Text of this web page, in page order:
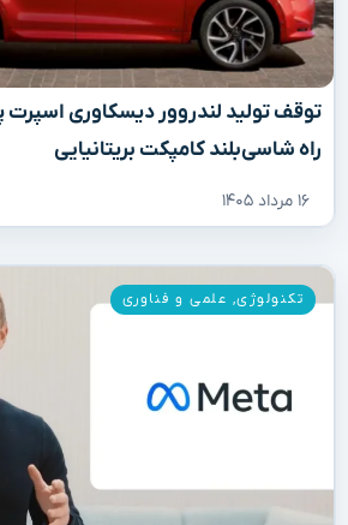
راه شاسی‌بلند کامپکت بریتانیایی
۱۶ مرداد ۱۴۰۵
تکنولوژی, علمی و فناوری